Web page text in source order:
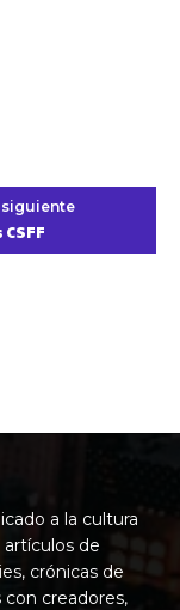
a la cultura
de
crónicas de
con creadores,